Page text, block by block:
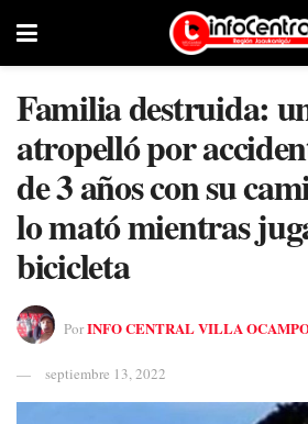
Familia destruida:
atropelló por
de 3 años con su
lo mató mientras
bicicleta
PorINFO CENTRAL VILLA
septiembre 13, 2022